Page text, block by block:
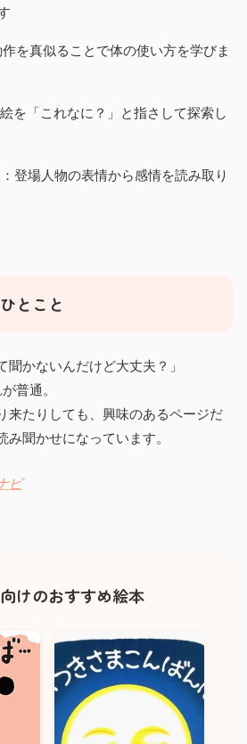
作を真似ることで体の使い方を学びま
絵を「これなに？」と指さして探索し
：登場人物の表情から感情を読み取り
とこと
聞かないんだけど大丈夫？」
普通。
来たりしても、興味のあるページだ
み聞かせになっています。
ビ
けのおすすめ絵本